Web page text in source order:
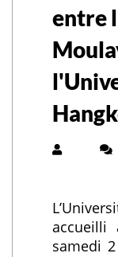
entre
accueilli
samedi